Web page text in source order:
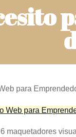
para
maquetadores